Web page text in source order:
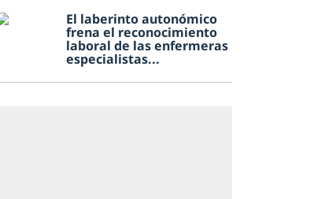
El laberinto autonómico
frena el reconocimiento
laboral de las enfermeras
especialistas...